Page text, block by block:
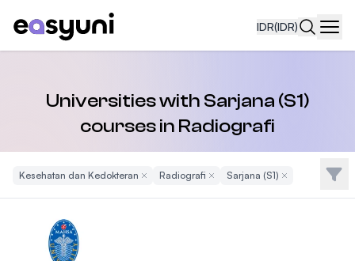
IDR(IDR)
Universities with Sarjana (S1)
courses in Radiografi
Kesehatan dan Kedokteran Remove Filter
Radiografi Remove Filter
Sarjana (S1) Remove FilterFilter